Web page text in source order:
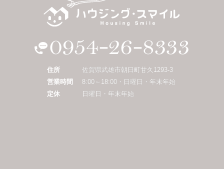
住所
佐賀県武雄市朝日町甘久1293-3
営業時間
8:00～18:00・日曜日・年末年始
定休
日曜日・年末年始